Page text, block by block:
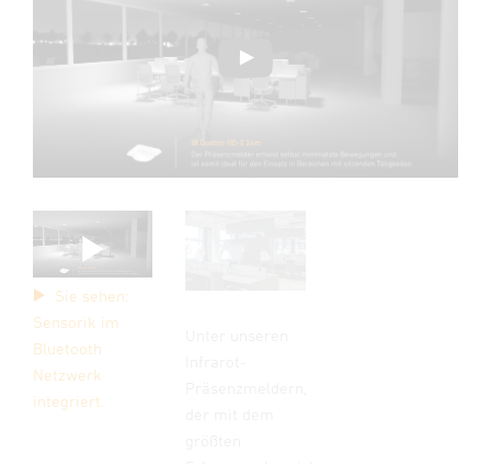
Sie sehen:
Sensorik im
Bluetooth
Netzwerk
integriert.